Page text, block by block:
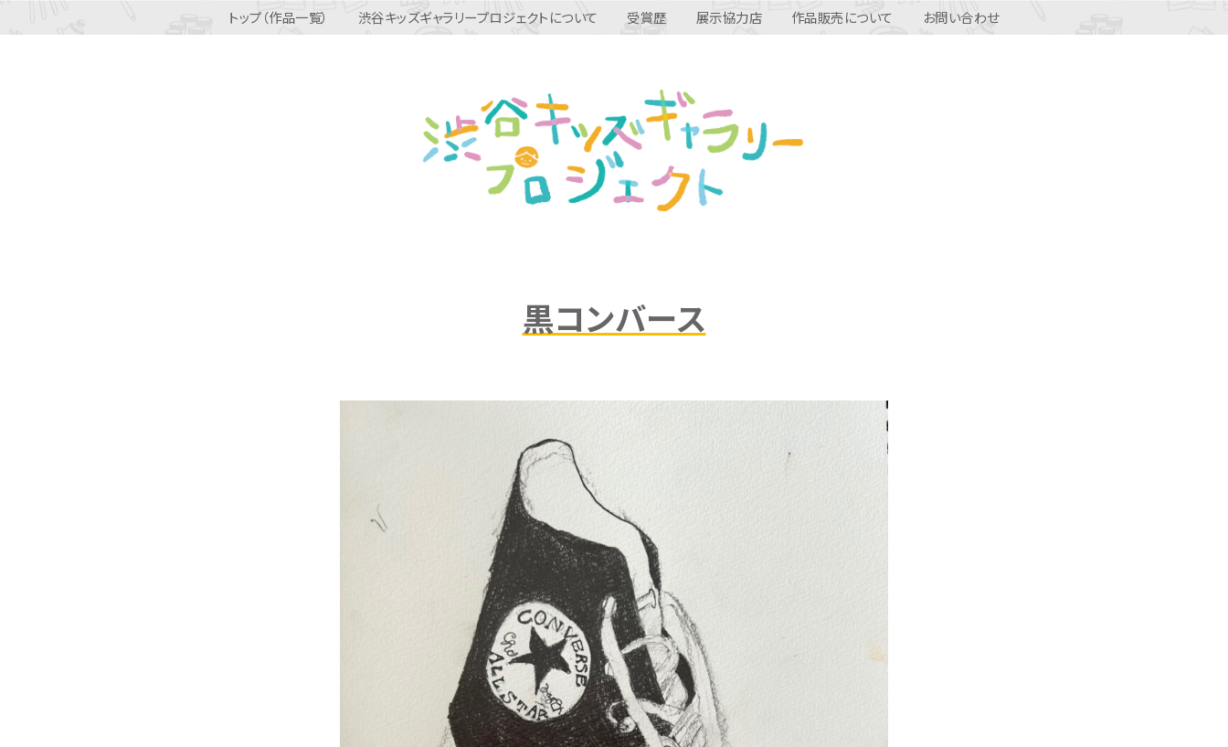
トップ（作品一覧） 渋谷キッズギャラリープロジェクトについて 受賞歴 展示協力店 作品販売について お問い合わせ
黒コンバース